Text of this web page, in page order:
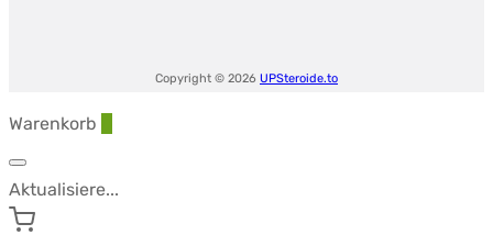
Copyright © 2026 UPSteroide.to
Warenkorb
Aktualisiere...